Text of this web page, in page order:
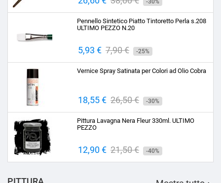
base
-30%
Pennello Sintetico Piatto Tintoretto Perla s.208
ULTIMO PEZZO N.20
Prezzo
5,93 € Prezzo
base
7,90 € -25%
Vernice Spray Satinata per Colori ad Olio Cobra
Prezzo
18,55 € Prezzo
base
26,50 € -30%
Pittura Lavagna Nera Fleur 330ml. ULTIMO
PEZZO
Prezzo
12,90 € Prezzo
base
21,50 € -40%